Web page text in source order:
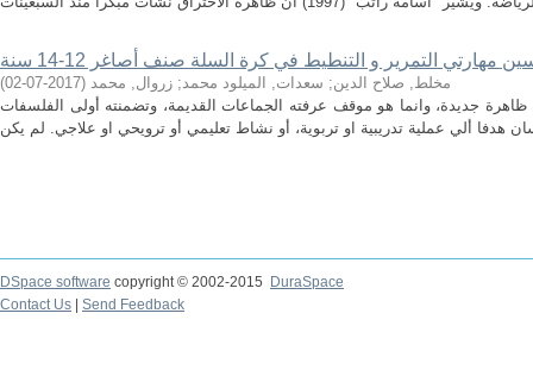
التمرير و التنطيط في كرة السلة صنف أصاغر 12-14 سنة
مخلط, صلاح الدين; سعدات, الميلود محمد; زروال, محمد (
2017-07-02
)
جديدة، وانما هو موقف عرفته الجماعات القديمة، وتضمنته أولى الفلسفات
DSpace software copyright © 2002-2015
DuraSpace
Contact Us
Send Feedback